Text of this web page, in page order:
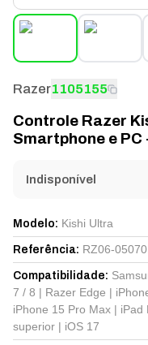
Razer1105155
Controle Razer
Smartphone e
Indisponível
Modelo: Kishi Ultra
Referência: RZ06-
Compatibilidade:
7 / 8 | Razer Edge |
iPhone 15 Pro Max | iPad
superior | iOS 17